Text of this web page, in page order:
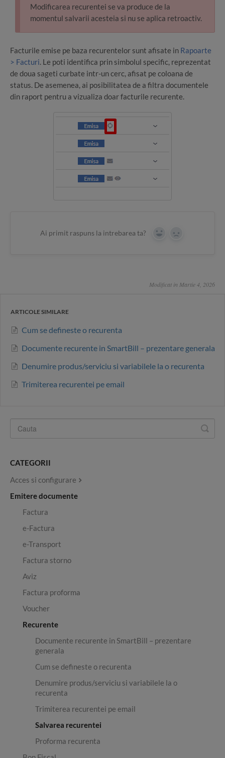
Modificarea recurentei se va produce de la
momentul salvarii acesteia si nu se aplica retroactiv.
Facturile emise pe baza recurentelor sunt afisate in Rapoarte
> Facturi. Le poti identifica prin simbolul specific, reprezentat
de doua sageti curbate intr-un cerc, afisat pe coloana de
status. De asemenea, ai posibilitatea de a filtra documentele
din raport pentru a vizualiza doar facturile recurente.
Ai primit raspuns la intrebarea ta? Yes No
Modificat in Martie 4, 2026
ARTICOLE SIMILARE
Cum se defineste o recurenta
Documente recurente in SmartBill – prezentare generala
Denumire produs/serviciu si variabilele la o recurenta
Trimiterea recurentei pe email
CATEGORII
Acces si configurare
Emitere documente
Factura
e-Factura
e-Transport
Factura storno
Aviz
Factura proforma
Voucher
Recurente
Documente recurente in SmartBill – prezentare
generala
Cum se defineste o recurenta
Denumire produs/serviciu si variabilele la o
recurenta
Trimiterea recurentei pe email
Salvarea recurentei
Proforma recurenta